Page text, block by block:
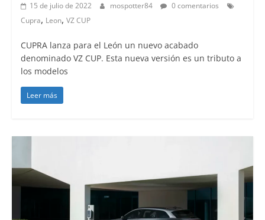
15 de julio de 2022 mospotter84
0 comentarios
Cupra, Leon, VZ CUP
CUPRA lanza para el León un nuevo acabado
denominado VZ CUP. Esta nueva versión es un tributo a
los modelos
Leer más